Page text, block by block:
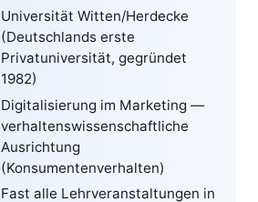
Universität Witten/Herdecke
(Deutschlands erste
Privatuniversität, gegründet
1982)
Digitalisierung im Marketing —
verhaltenswissenschaftliche
Ausrichtung
(Konsumentenverhalten)
Fast alle Lehrveranstaltungen in